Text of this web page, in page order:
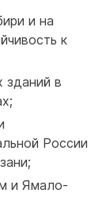
и на
к
зданий в
России
и Ямало-